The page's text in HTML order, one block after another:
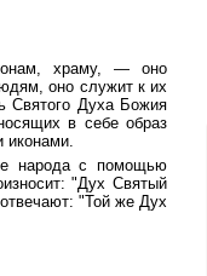
храму, — оно
оно служит к их
Святого Духа Божия
в себе образ
народа с помощью
"Дух Святый
"Той же Дух